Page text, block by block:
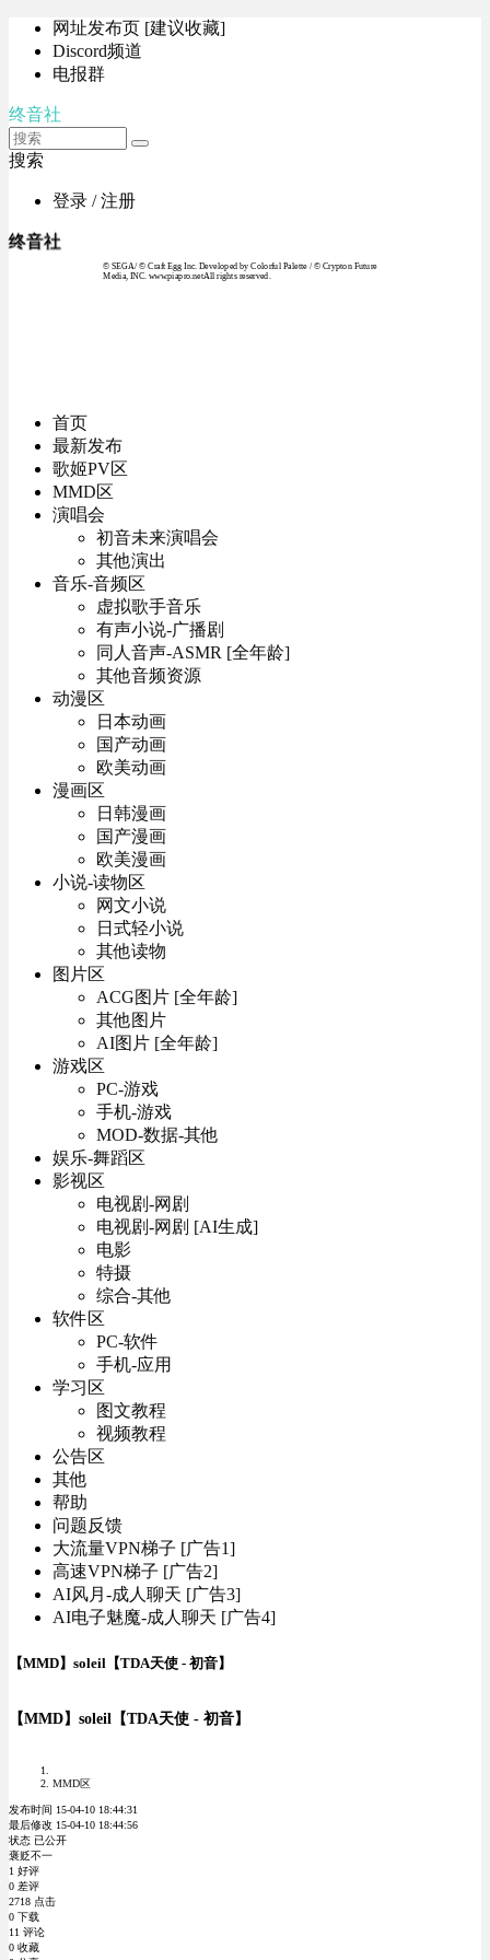
网址发布页 [建议收藏]
Discord频道
电报群
终音社
搜索
登录 / 注册
终音社
© SEGA / © Craft Egg Inc. Developed by Colorful Palette / © Crypton Future
Media, INC. www.piapro.netAll rights reserved.
首页
最新发布
歌姬PV区
MMD区
演唱会
初音未来演唱会
其他演出
音乐-音频区
虚拟歌手音乐
有声小说-广播剧
同人音声-ASMR [全年龄]
其他音频资源
动漫区
日本动画
国产动画
欧美动画
漫画区
日韩漫画
国产漫画
欧美漫画
小说-读物区
网文小说
日式轻小说
其他读物
图片区
ACG图片 [全年龄]
其他图片
AI图片 [全年龄]
游戏区
PC-游戏
手机-游戏
MOD-数据-其他
娱乐-舞蹈区
影视区
电视剧-网剧
电视剧-网剧 [AI生成]
电影
特摄
综合-其他
软件区
PC-软件
手机-应用
学习区
图文教程
视频教程
公告区
其他
帮助
问题反馈
大流量VPN梯子 [广告1]
高速VPN梯子 [广告2]
AI风月-成人聊天 [广告3]
AI电子魅魔-成人聊天 [广告4]
【MMD】soleil【TDA天使 - 初音】
【MMD】soleil【TDA天使 - 初音】
MMD区
发布时间 15-04-10 18:44:31
最后修改 15-04-10 18:44:56
状态 已公开
褒贬不一
1 好评
0 差评
2718 点击
0 下载
11 评论
0 收藏